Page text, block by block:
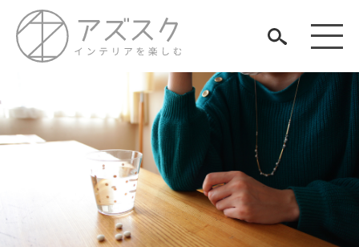
TAG LIST
見つける
知る